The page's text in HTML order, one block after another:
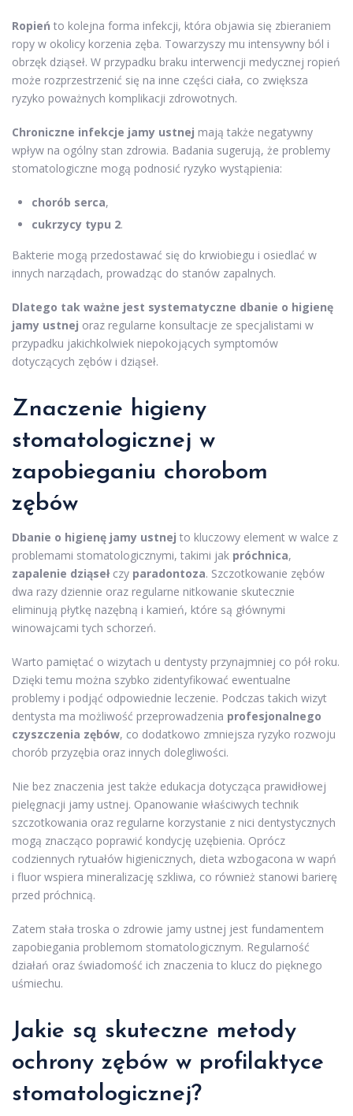
Ropień to kolejna forma infekcji, która objawia się zbieraniem
ropy w okolicy korzenia zęba. Towarzyszy mu intensywny ból i
obrzęk dziąseł. W przypadku braku interwencji medycznej ropień
może rozprzestrzenić się na inne części ciała, co zwiększa
ryzyko poważnych komplikacji zdrowotnych.
Chroniczne infekcje jamy ustnej mają także negatywny
wpływ na ogólny stan zdrowia. Badania sugerują, że problemy
stomatologiczne mogą podnosić ryzyko wystąpienia:
chorób serca,
cukrzycy typu 2.
Bakterie mogą przedostawać się do krwiobiegu i osiedlać w
innych narządach, prowadząc do stanów zapalnych.
Dlatego tak ważne jest systematyczne dbanie o higienę
jamy ustnej oraz regularne konsultacje ze specjalistami w
przypadku jakichkolwiek niepokojących symptomów
dotyczących zębów i dziąseł.
Znaczenie higieny
stomatologicznej w
zapobieganiu chorobom
zębów
Dbanie o higienę jamy ustnej to kluczowy element w walce z
problemami stomatologicznymi, takimi jak próchnica,
zapalenie dziąsełczy paradontoza. Szczotkowanie zębów
dwa razy dziennie oraz regularne nitkowanie skutecznie
eliminują płytkę nazębną i kamień, które są głównymi
winowajcami tych schorzeń.
Warto pamiętać o wizytach u dentysty przynajmniej co pół roku.
Dzięki temu można szybko zidentyfikować ewentualne
problemy i podjąć odpowiednie leczenie. Podczas takich wizyt
dentysta ma możliwość przeprowadzenia profesjonalnego
czyszczenia zębów, co dodatkowo zmniejsza ryzyko rozwoju
chorób przyzębia oraz innych dolegliwości.
Nie bez znaczenia jest także edukacja dotycząca prawidłowej
pielęgnacji jamy ustnej. Opanowanie właściwych technik
szczotkowania oraz regularne korzystanie z nici dentystycznych
mogą znacząco poprawić kondycję uzębienia. Oprócz
codziennych rytuałów higienicznych, dieta wzbogacona w wapń
i fluor wspiera mineralizację szkliwa, co również stanowi barierę
przed próchnicą.
Zatem stała troska o zdrowie jamy ustnej jest fundamentem
zapobiegania problemom stomatologicznym. Regularność
działań oraz świadomość ich znaczenia to klucz do pięknego
uśmiechu.
Jakie są skuteczne metody
ochrony zębów w profilaktyce
stomatologicznej?